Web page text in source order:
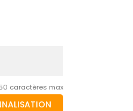
caractères max